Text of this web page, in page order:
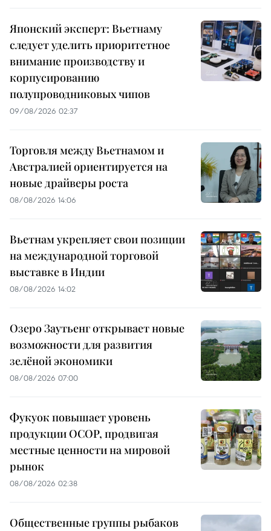
Японский эксперт: Вьетнаму
следует уделить приоритетное
внимание производству и
корпусированию
полупроводниковых чипов
09/08/2026 02:37
Торговля между Вьетнамом и
Австралией ориентируется на
новые драйверы роста
08/08/2026 14:06
Вьетнам укрепляет свои позиции
на международной торговой
выставке в Индии
08/08/2026 14:02
Озеро Заутьенг открывает новые
возможности для развития
зелёной экономики
08/08/2026 07:00
Фукуок повышает уровень
продукции OCOP, продвигая
местные ценности на мировой
рынок
08/08/2026 02:38
Общественные группы рыбаков